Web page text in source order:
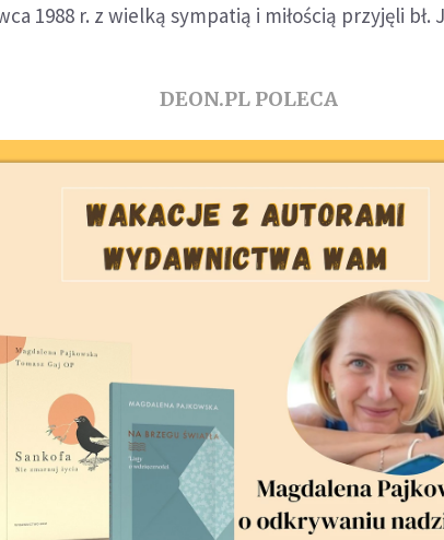
1988 r. z wielką sympatią i miłością przyjęli bł.
DEON.PL POLECA